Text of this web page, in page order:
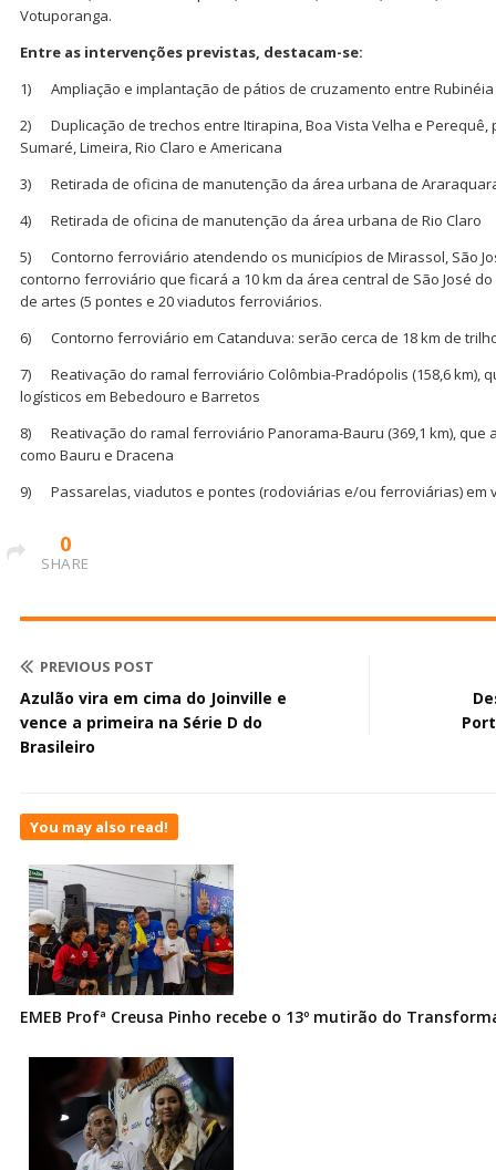
Votuporanga.
Entre as intervenções previstas, destacam-se:
1) Ampliação e implantação de pátios de cruzamento entre
2) Duplicação de trechos entre Itirapina, Boa Vista Velha e Perequê,
Sumaré, Limeira, Rio Claro e Americana
3) Retirada de oficina de manutenção da área urbana de
4) Retirada de oficina de manutenção da área urbana de Rio Claro
5) Contorno ferroviário atendendo os municípios de Mirassol, São
contorno ferroviário que ficará a 10 km da área central de São José
de artes (5 pontes e 20 viadutos ferroviários.
6) Contorno ferroviário em Catanduva: serão cerca de 18 km de
7) Reativação do ramal ferroviário Colômbia-Pradópolis (158,6 km),
logísticos em Bebedouro e Barretos
8) Reativação do ramal ferroviário Panorama-Bauru (369,1 km), que
como Bauru e Dracena
9) Passarelas, viadutos e pontes (rodoviárias e/ou ferroviárias) em
0
SHARE
PREVIOUS POST
Azulão vira em cima do Joinville e
vence a primeira na Série D do
Brasileiro
You may also read!
EMEB Profª Creusa Pinho recebe o 13º mutirão do